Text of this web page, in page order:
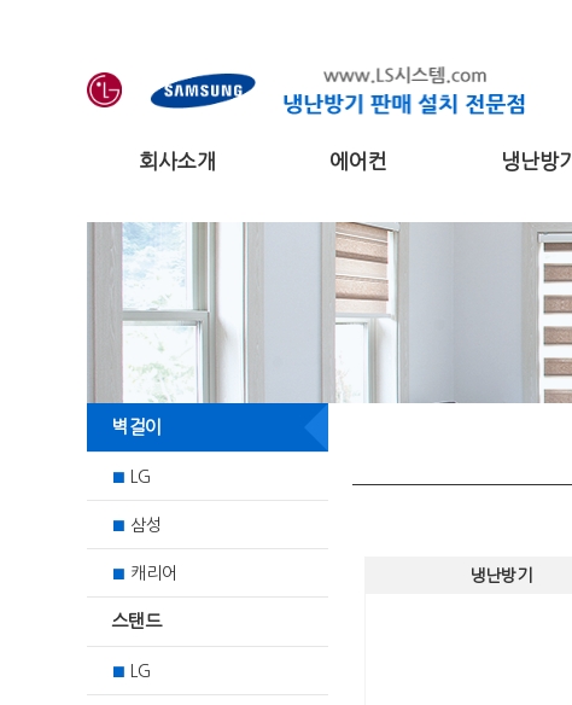
회사소개 에어컨 냉난방기
벽걸이
■ LG
■ 삼성
■ 캐리어
스탠드
■ LG
냉난방기